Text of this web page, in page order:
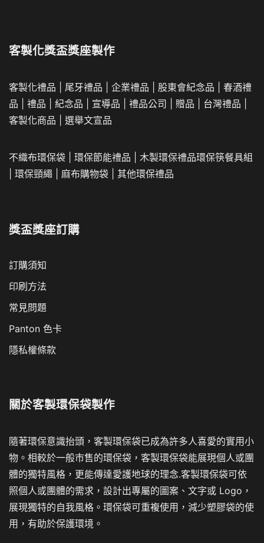
客製化獎盃獎座製作
客製化禮品 尾牙禮品 企業禮品 股東會紀念品
春酒禮
品
禮品 紀念品 宣導品 禮品公司 贈品 台灣禮品
客製化商品
選舉文宣品
不織布環保袋 環保節能禮品 木製環保禮品環保筷餐具組
環保頸繩 麻布購物袋 其他環保禮品
獎盃獎座訂購
訂購須知
印刷方法
常見問題
Panton 色卡
隱私權條款
關於客製環保袋製作
隨著環保意識抬頭，客製環保袋已成為許多人喜愛的實用小
物。相較於一般市售的環保袋，客製環保袋能展現個人或團
體的獨特風格，更能傳達愛護地球的理念.客製環保袋可依
照個人或團體的需求，設計出專屬的圖案、文字或 Logo，
展現獨特的自我風格。環保袋可重複使用，減少塑膠袋的使
用，有助於保護環境。